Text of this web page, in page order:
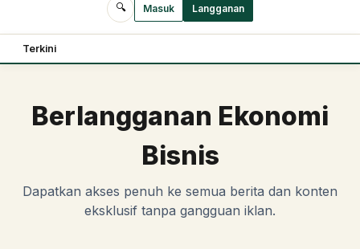
🔍 Masuk Langganan
Terkini
Berlangganan Ekonomi
Bisnis
Dapatkan akses penuh ke semua berita dan konten
eksklusif tanpa gangguan iklan.